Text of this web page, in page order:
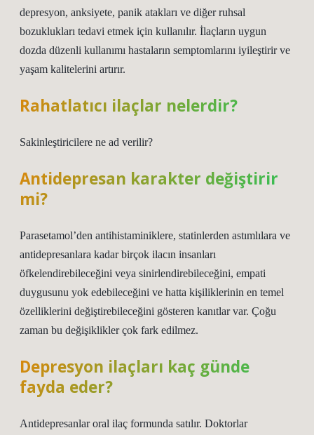
depresyon, anksiyete, panik atakları ve diğer ruhsal
bozuklukları tedavi etmek için kullanılır. İlaçların uygun
dozda düzenli kullanımı hastaların semptomlarını iyileştirir ve
yaşam kalitelerini artırır.
Rahatlatıcı ilaçlar nelerdir?
Sakinleştiricilere ne ad verilir?
Antidepresan karakter değiştirir
mi?
Parasetamol’den antihistaminiklere, statinlerden astımlılara ve
antidepresanlara kadar birçok ilacın insanları
öfkelendirebileceğini veya sinirlendirebileceğini, empati
duygusunu yok edebileceğini ve hatta kişiliklerinin en temel
özelliklerini değiştirebileceğini gösteren kanıtlar var. Çoğu
zaman bu değişiklikler çok fark edilmez.
Depresyon ilaçları kaç günde
fayda eder?
Antidepresanlar oral ilaç formunda satılır. Doktorlar